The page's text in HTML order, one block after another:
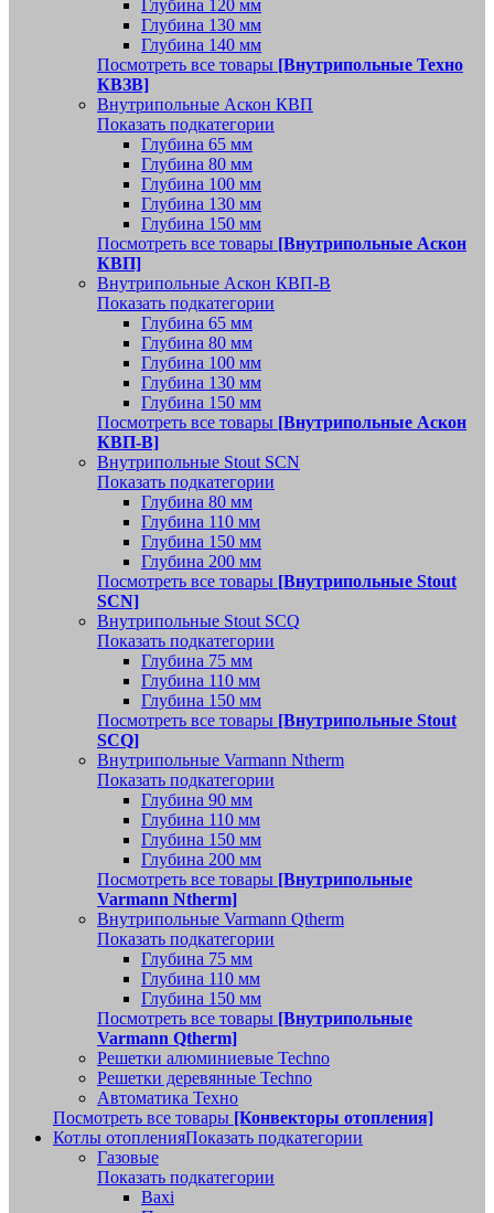
Глубина 120 мм
Глубина 130 мм
Глубина 140 мм
Посмотреть все товары [Внутрипольные Техно
КВЗВ]
Внутрипольные Аскон КВП
Показать подкатегории
Глубина 65 мм
Глубина 80 мм
Глубина 100 мм
Глубина 130 мм
Глубина 150 мм
Посмотреть все товары [Внутрипольные Аскон
КВП]
Внутрипольные Аскон КВП-В
Показать подкатегории
Глубина 65 мм
Глубина 80 мм
Глубина 100 мм
Глубина 130 мм
Глубина 150 мм
Посмотреть все товары [Внутрипольные Аскон
КВП-В]
Внутрипольные Stout SCN
Показать подкатегории
Глубина 80 мм
Глубина 110 мм
Глубина 150 мм
Глубина 200 мм
Посмотреть все товары [Внутрипольные Stout
SCN]
Внутрипольные Stout SCQ
Показать подкатегории
Глубина 75 мм
Глубина 110 мм
Глубина 150 мм
Посмотреть все товары [Внутрипольные Stout
SCQ]
Внутрипольные Varmann Ntherm
Показать подкатегории
Глубина 90 мм
Глубина 110 мм
Глубина 150 мм
Глубина 200 мм
Посмотреть все товары [Внутрипольные
Varmann Ntherm]
Внутрипольные Varmann Qtherm
Показать подкатегории
Глубина 75 мм
Глубина 110 мм
Глубина 150 мм
Посмотреть все товары [Внутрипольные
Varmann Qtherm]
Решетки алюминиевые Techno
Решетки деревянные Techno
Автоматика Техно
Посмотреть все товары [Конвекторы отопления]
Котлы отопленияПоказать подкатегории
Газовые
Показать подкатегории
Baxi